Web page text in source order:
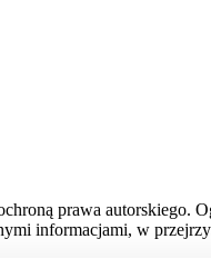
prawa autorskiego.
informacjami, w